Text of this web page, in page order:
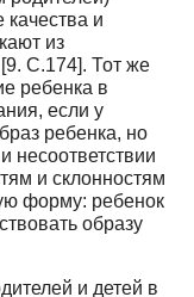
качества и
из
[9. С.174]. Тот же
ребенка в
если у
ребенка, но
несоответствии
и склонностям
форму: ребенок
образу
и детей в